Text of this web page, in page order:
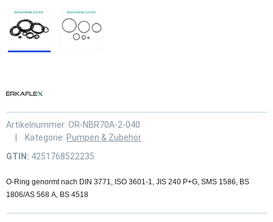
Artikelnummer: OR-NBR70A-2-040
Kategorie: Pumpen & Zubehör
GTIN: 4251768522235
O-Ring genormt nach DIN 3771, ISO 3601-1, JIS 240 P+G, SMS 1586, BS
1806/AS 568 A, BS 4518